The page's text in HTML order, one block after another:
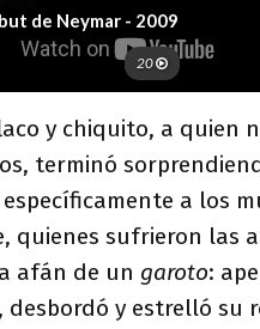
y chiquito, a quien
terminó
a los
quienes sufrieron las
afán de un garoto:
desbordó y estrelló su